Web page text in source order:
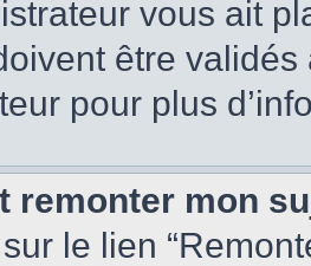
vous ait
être validés
pour plus
remonter mon
le lien